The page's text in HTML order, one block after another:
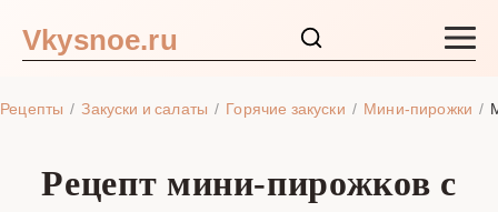
Vkysnoe.ru
Рецепты Закуски и салаты Горячие закуски Мини-пирожки
Рецепт мини-пирожков с